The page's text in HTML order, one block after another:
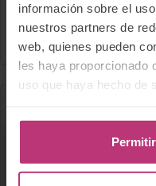
información sobre el
nuestros partners de
web, quienes pueden
les haya proporcionado
uso que haya hecho de
lactancia materna
el mercado»